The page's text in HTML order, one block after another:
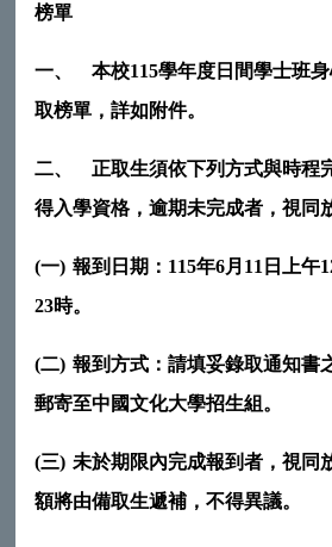
榜單
一、 本校115學年度日間學士班
取榜單，詳如附件。
二、
正取生須依下列方式與時程
得入學資格，逾期未完成者，視同
(一) 報到日期： 115年6月 11 日上午
23時。
(二) 報到方式：請填妥錄取通知書
郵寄至中國文化大學招生組。
(三) 未於期限內完成報到者，視同
額將由備取生遞補，不得異議。